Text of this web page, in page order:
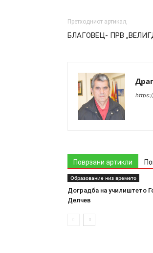
Претходниот артикал,
БЛАГОВЕЦ- ПРВ
Поврзани артикли
Образование низ времето
Доградба на училиштето
Делчев